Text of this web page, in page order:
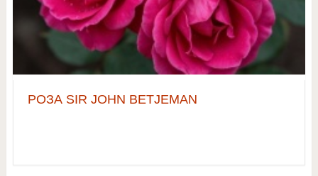
РОЗА SIR JOHN BETJEMAN